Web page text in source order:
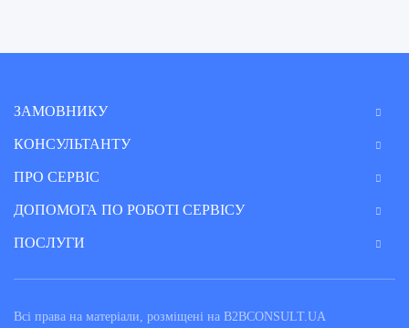
ЗАМОВНИКУ
КОНСУЛЬТАНТУ
ПРО СЕРВІС
ДОПОМОГА ПО РОБОТІ СЕРВІСУ
ПОСЛУГИ
Всі права на матеріали, розміщені на B2BCONSULT.UA